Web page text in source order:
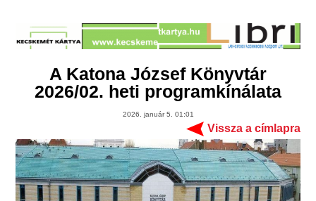
A Katona József Könyvtár
2026/02. heti programkínálata
2026. január 5. 01:01
Vissza a címlapra